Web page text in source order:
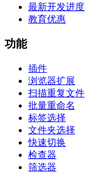
最新开发进度
教育优惠
功能
插件
浏览器扩展
扫描重复文件
批量重命名
标签选择
文件夹选择
快速切换
检查器
筛选器